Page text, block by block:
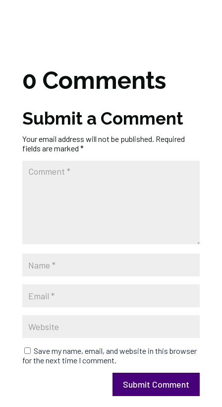
0 Comments
Submit a Comment
Your email address will not be published. Required
fields are marked *
Save my name, email, and website in this browser
for the next time I comment.
Submit Comment